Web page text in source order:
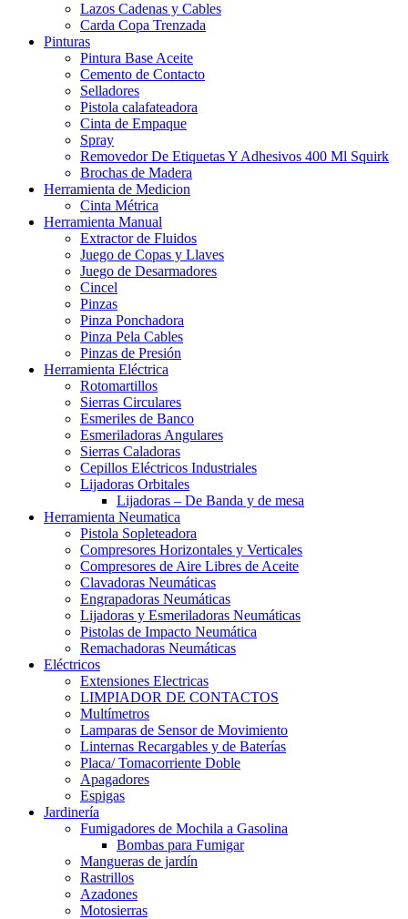
Lazos Cadenas y Cables
Carda Copa Trenzada
Pinturas
Pintura Base Aceite
Cemento de Contacto
Selladores
Pistola calafateadora
Cinta de Empaque
Spray
Removedor De Etiquetas Y Adhesivos 400 Ml Squirk
Brochas de Madera
Herramienta de Medicion
Cinta Métrica
Herramienta Manual
Extractor de Fluidos
Juego de Copas y Llaves
Juego de Desarmadores
Cincel
Pinzas
Pinza Ponchadora
Pinza Pela Cables
Pinzas de Presión
Herramienta Eléctrica
Rotomartillos
Sierras Circulares
Esmeriles de Banco
Esmeriladoras Angulares
Sierras Caladoras
Cepillos Eléctricos Industriales
Lijadoras Orbitales
Lijadoras – De Banda y de mesa
Herramienta Neumatica
Pistola Sopleteadora
Compresores Horizontales y Verticales
Compresores de Aire Libres de Aceite
Clavadoras Neumáticas
Engrapadoras Neumáticas
Lijadoras y Esmeriladoras Neumáticas
Pistolas de Impacto Neumática
Remachadoras Neumáticas
Eléctricos
Extensiones Electricas
LIMPIADOR DE CONTACTOS
Multímetros
Lamparas de Sensor de Movimiento
Linternas Recargables y de Baterías
Placa/ Tomacorriente Doble
Apagadores
Espigas
Jardinería
Fumigadores de Mochila a Gasolina
Bombas para Fumigar
Mangueras de jardín
Rastrillos
Azadones
Motosierras